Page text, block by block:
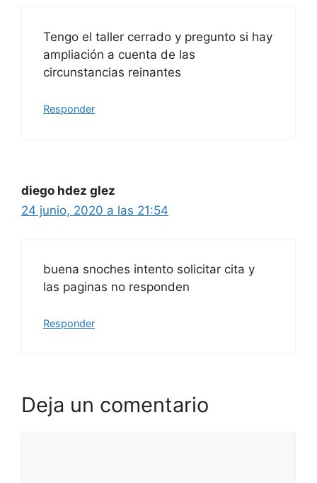
Tengo el taller cerrado y pregunto si hay
ampliación a cuenta de las
circunstancias reinantes
Responder
diego hdez glez
24 junio, 2020 a las 21:54
buena snoches intento solicitar cita y
las paginas no responden
Responder
Deja un comentario